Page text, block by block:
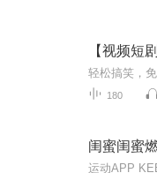
【视频短
180
闺蜜闺蜜